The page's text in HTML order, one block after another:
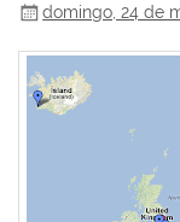
domingo, 24 de